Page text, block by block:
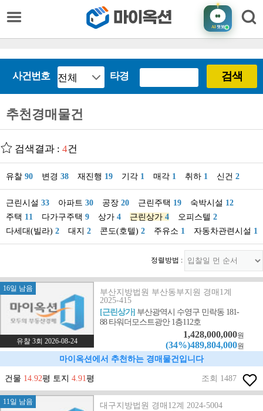
AI챗봇
사건번호 타경 검색
추천경매물건
검색결과 : 4건
유찰 90 변경 38 재진행 19 기각 1 매각 1 취하 1 신건 2
근린시설 33 아파트 30 공장 20 근린주택 19 숙박시설 12
주택 11 다가구주택 9 상가 4 근린상가 4 오피스텔 2
다세대(빌라) 2 대지 2 콘도(호텔) 2 주유소 1 자동차관련시설 1
정렬방법 :
16일 남음
유찰 3회 2026-08-24
부산지방법원 부산동부지원 경매1계
2025-415
[근린상가] 부산광역시 수영구 민락동 181-
88 타워더모스트광안 1층112호
1,428,000,000원
(34%)489,804,000원
마이옥션에서 추천하는 경매물건입니다
건물 14.92평 토지 4.91평 조회 1487
11일 남음
대구지방법원 경매12계 2024-5004